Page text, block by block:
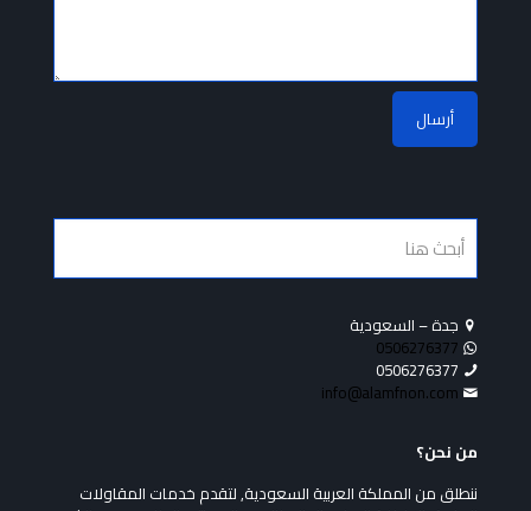
جدة – السعودية
0506276377
0506276377
info@alamfnon.com
من نحن؟
ننطلق من المملكة العربية السعودية, لتقدم خدمات المقاولات